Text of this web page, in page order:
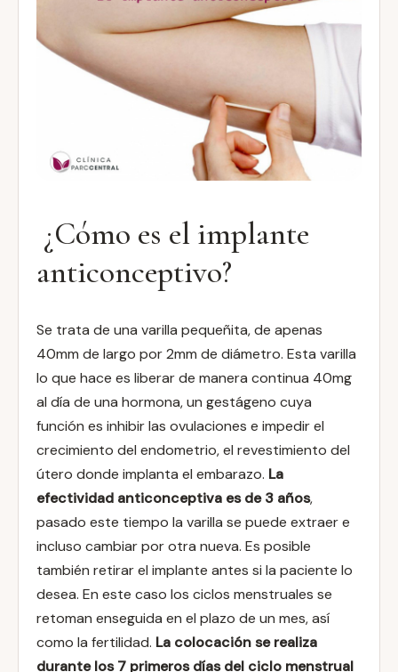
¿Cómo es el implante
anticonceptivo?
Se trata de una varilla pequeñita, de apenas
40mm de largo por 2mm de diámetro. Esta varilla
lo que hace es liberar de manera continua 40mg
al día de una hormona, un gestágeno cuya
función es inhibir las ovulaciones e impedir el
crecimiento del endometrio, el revestimiento del
útero donde implanta el embarazo. La
efectividad anticonceptiva es de 3 años,
pasado este tiempo la varilla se puede extraer e
incluso cambiar por otra nueva. Es posible
también retirar el implante antes si la paciente lo
desea. En este caso los ciclos menstruales se
retoman enseguida en el plazo de un mes, así
como la fertilidad. La colocación se realiza
durante los 7 primeros días del ciclo menstrual